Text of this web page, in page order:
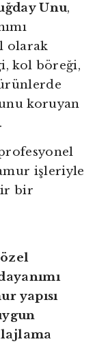
Unu,
olarak
kol böreği,
koruyan
işleriyle
bir
yapısı